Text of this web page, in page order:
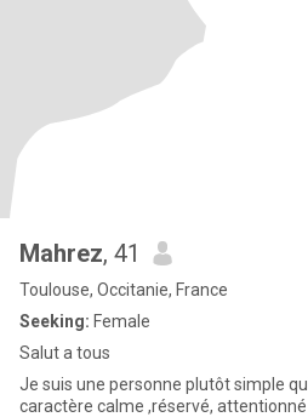
Mahrez, 41
Toulouse, Occitanie, France
Seeking: Female
Salut a tous
Je suis une personne plutôt simple
caractère calme ,réservé,